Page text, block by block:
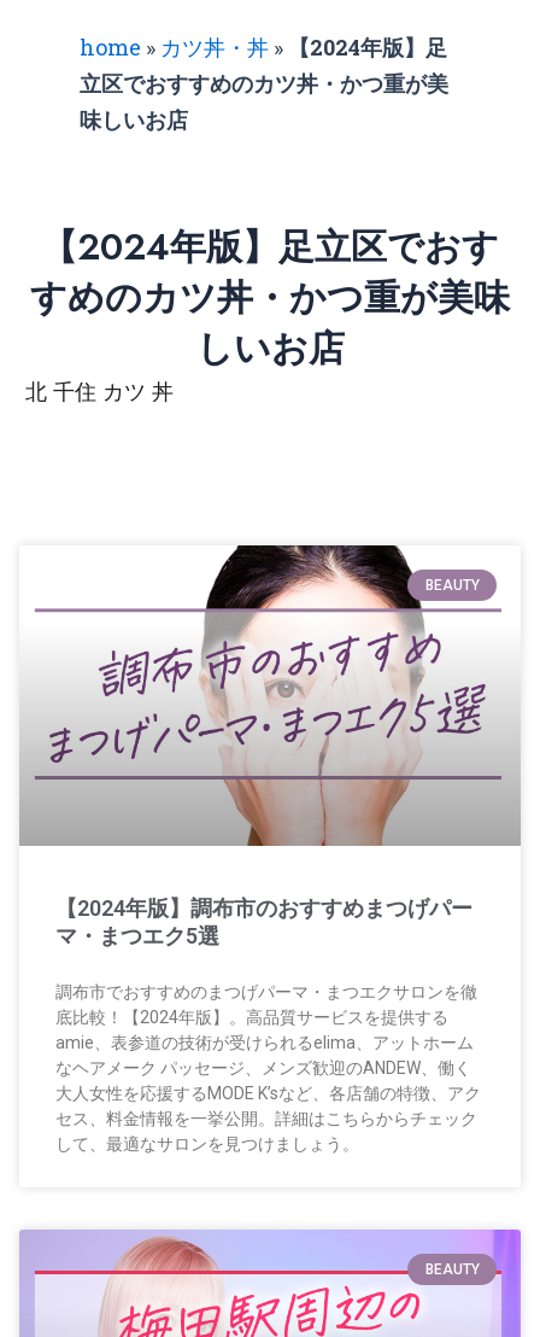
home » カツ丼・丼 »
【2024年版】足
立区でおすすめのカツ丼・かつ重が美
味しいお店
【2024年版】足立区でおす
すめのカツ丼・かつ重が美味
しいお店
北 千住 カツ 丼
BEAUTY
【2024年版】調布市のおすすめまつげパー
マ・まつエク5選
調布市でおすすめのまつげパーマ・まつエクサロンを徹
底比較！【2024年版】。高品質サービスを提供する
amie、表参道の技術が受けられるelima、アットホーム
なヘアメーク パッセージ、メンズ歓迎のANDEW、働く
大人女性を応援するMODE K’sなど、各店舗の特徴、アク
セス、料金情報を一挙公開。詳細はこちらからチェック
して、最適なサロンを見つけましょう。
BEAUTY